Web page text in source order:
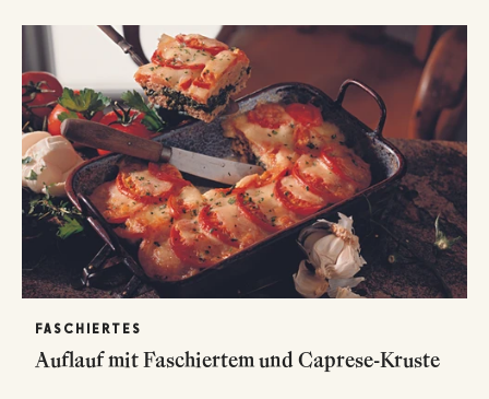
FASCHIERTES
Auflauf mit Faschiertem und Caprese-Kruste